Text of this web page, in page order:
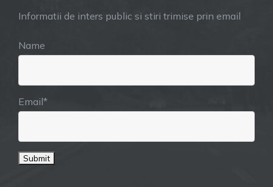
Informatii de inters public si stiri trimise prin email
Name
Email*